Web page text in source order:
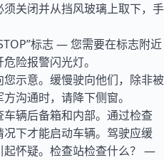
关闭并从挡风玻璃上取下，手
标志 — 您需要在标志附近
险报警闪光灯。
示意。缓慢驶向他们，除非被
沟通时，请降下侧窗。
辆后备箱和内部。通过检查
下才能启动车辆。驾驶应缓
起怀疑。检查站检查什么？ —